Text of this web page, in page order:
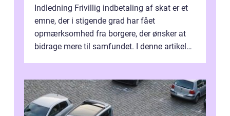
Indledning Frivillig indbetaling af skat er et
emne, der i stigende grad har fået
opmærksomhed fra borgere, der ønsker at
bidrage mere til samfundet. I denne artikel